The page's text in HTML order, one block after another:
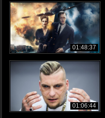
01:48:37
01:06:44